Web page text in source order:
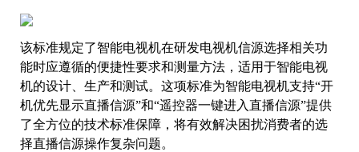
该标准规定了智能电视机在研发电视机信源选择相关功
能时应遵循的便捷性要求和测量方法，适用于智能电视
机的设计、生产和测试。这项标准为智能电视机支持“开
机优先显示直播信源”和“遥控器一键进入直播信源”提供
了全方位的技术标准保障，将有效解决困扰消费者的选
择直播信源操作复杂问题。